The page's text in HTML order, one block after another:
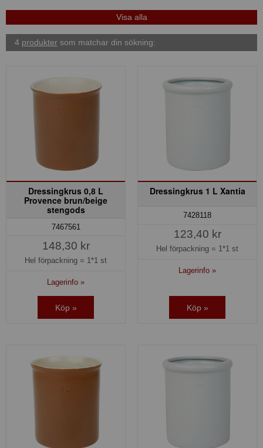
4 produkter som matchar din sökning:
Dressingkrus 0,8 L
Provence brun/beige
stengods
7467561
148,30 kr
Hel förpackning = 1*1 st
Lagerinfo »
Köp »
Dressingkrus 1 L Xantia
7428118
123,40 kr
Hel förpackning = 1*1 st
Lagerinfo »
Köp »